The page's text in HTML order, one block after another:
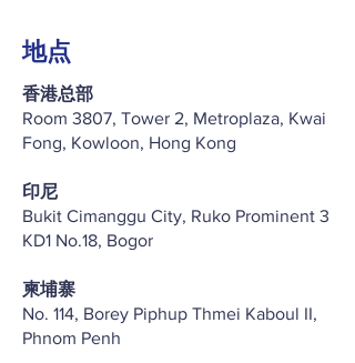
地点
香港总部
Room 3807, Tower 2, Metroplaza, Kwai
Fong, Kowloon, Hong Kong
印尼
Bukit Cimanggu City, Ruko Prominent 3
KD1 No.18, Bogor
柬埔寨
No. 114, Borey Piphup Thmei Kaboul II,
Phnom Penh